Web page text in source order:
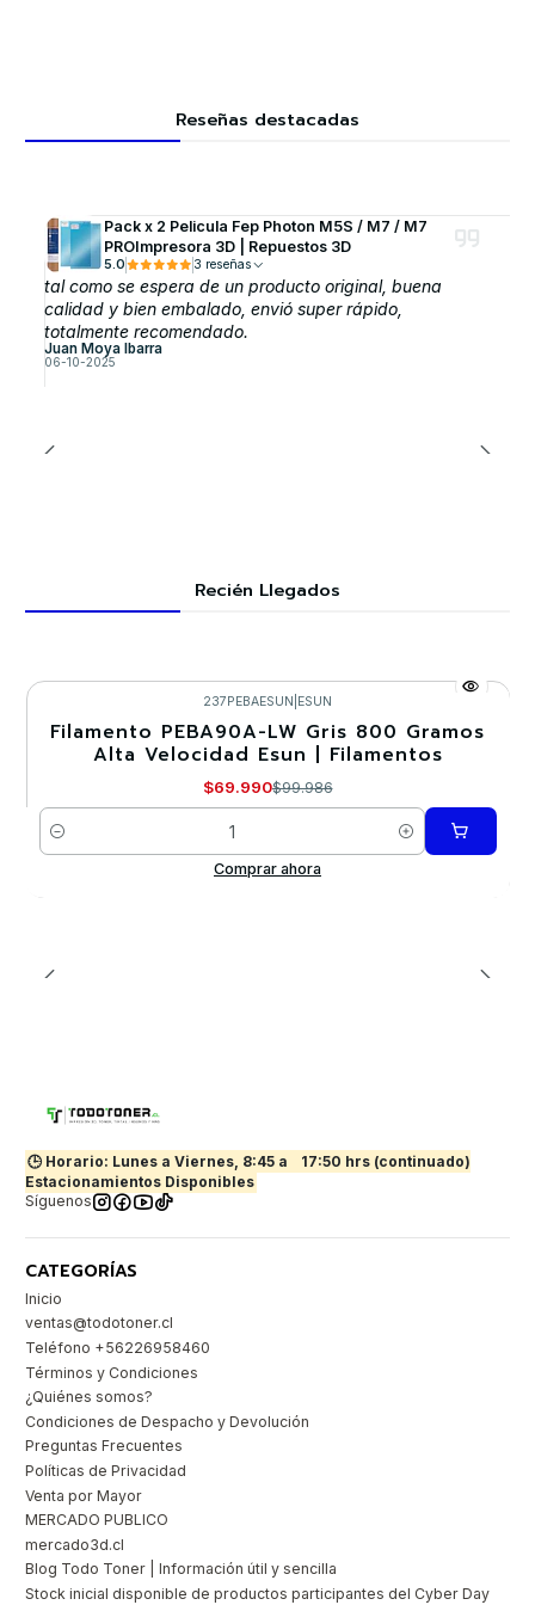
Reseñas destacadas
Pack x 2 Pelicula Fep Photon M5S / M7 / M7
PROImpresora 3D | Repuestos 3D
5.0 3 reseñas
tal como se espera de un producto original, buena
calidad y bien embalado, envió super rápido,
totalmente recomendado.
Juan Moya Ibarra
06-10-2025
Recién Llegados
-30%
237PEBAESUN ESUN
Filamento PEBA90A-LW Gris 800 Gramos
Alta Velocidad Esun | Filamentos
$69.990$99.986
Cantidad
Comprar ahora
🕒 Horario: Lunes a Viernes, 8:45 a
17:50 hrs (continuado)
Estacionamientos Disponibles
Síguenos
CATEGORÍAS
Inicio
ventas@todotoner.cl
Teléfono +56226958460
Términos y Condiciones
¿Quiénes somos?
Condiciones de Despacho y Devolución
Preguntas Frecuentes
Políticas de Privacidad
Venta por Mayor
MERCADO PUBLICO
mercado3d.cl
Blog Todo Toner | Información útil y sencilla
Stock inicial disponible de productos participantes del Cyber Day